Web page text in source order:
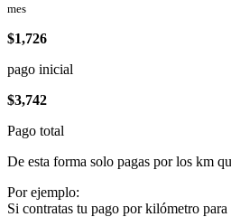
mes
$1,726
pago inicial
$3,742
Pago total
De esta forma solo pagas por los km
Por ejemplo:
Si contratas tu pago por kilómetro para